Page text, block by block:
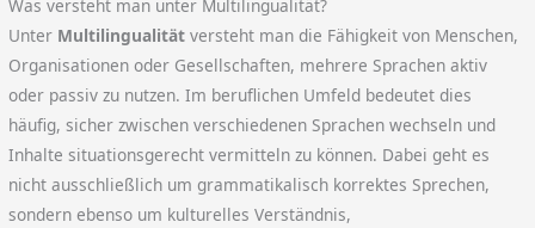
Was versteht man unter Multilingualität?
Unter Multilingualität versteht man die Fähigkeit von Menschen,
Organisationen oder Gesellschaften, mehrere Sprachen aktiv
oder passiv zu nutzen. Im beruflichen Umfeld bedeutet dies
häufig, sicher zwischen verschiedenen Sprachen wechseln und
Inhalte situationsgerecht vermitteln zu können. Dabei geht es
nicht ausschließlich um grammatikalisch korrektes Sprechen,
sondern ebenso um kulturelles Verständnis,